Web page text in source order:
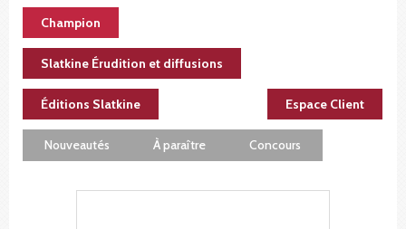
Champion
Slatkine Érudition et diffusions
Éditions Slatkine Espace Client
Nouveautés À paraître Concours